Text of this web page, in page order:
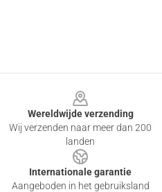
Wereldwijde verzending
Wij verzenden naar meer dan 200
landen
Internationale garantie
Aangeboden in het gebruiksland